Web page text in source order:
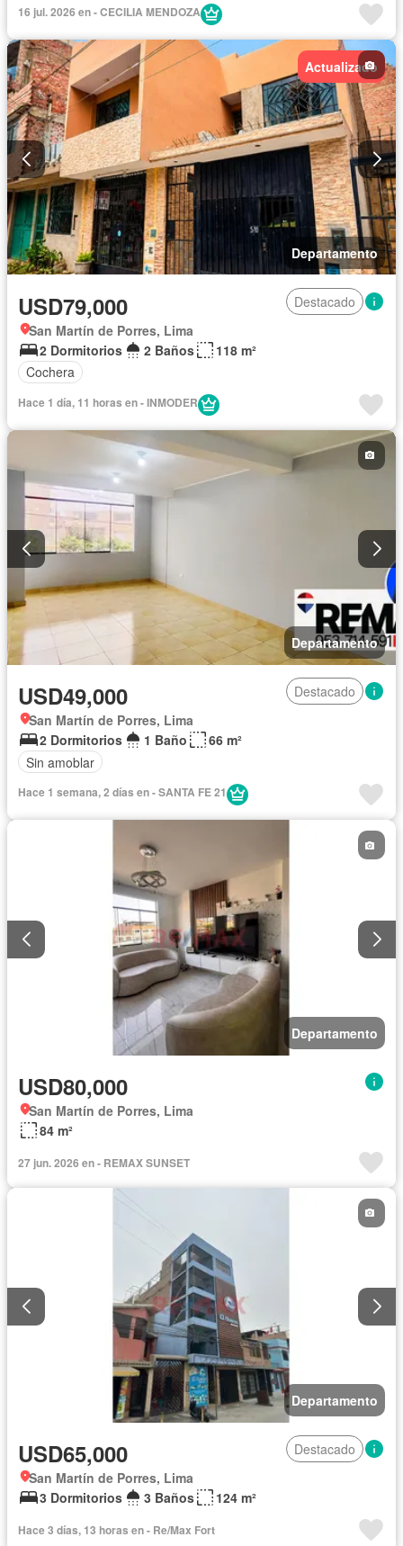
16 jul. 2026 en - CECILIA MENDOZA
Actualizado
Departamento
USD79,000
Destacado
San Martín de Porres, Lima
2 Dormitorios
2 Baños
118 m²
Cochera
Hace 1 día, 11 horas en - INMODER
Departamento
USD49,000
Destacado
San Martín de Porres, Lima
2 Dormitorios
1 Baño
66 m²
Sin amoblar
Hace 1 semana, 2 días en - SANTA FE 21
Departamento
USD80,000
San Martín de Porres, Lima
84 m²
27 jun. 2026 en - REMAX SUNSET
Departamento
USD65,000
Destacado
San Martín de Porres, Lima
3 Dormitorios
3 Baños 124 m²
Hace 3 días, 13 horas en - Re/Max Fort